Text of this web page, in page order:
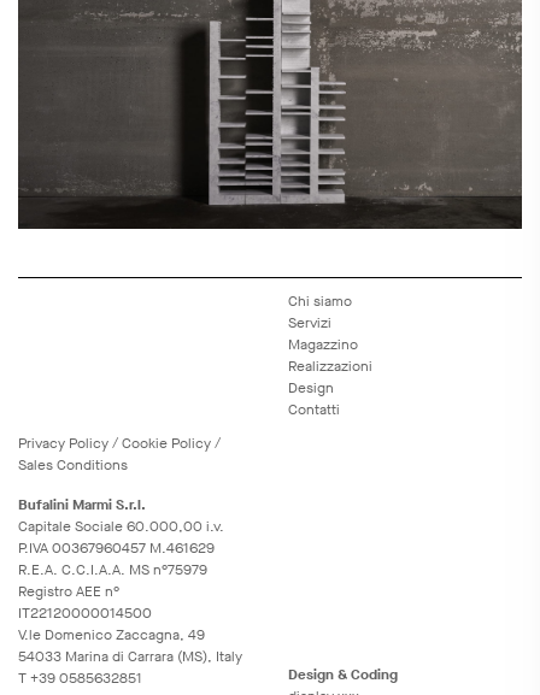
Privacy Policy/Cookie Policy/
Sales Conditions
Bufalini Marmi S.r.l.
Capitale Sociale 60.000,00 i.v.
P.IVA 00367960457 M.461629
R.E.A. C.C.I.A.A. MS n°75979
Registro AEE n°
IT22120000014500
V.le Domenico Zaccagna, 49
54033 Marina di Carrara (MS), Italy
T+39 0585632851
Chi siamo
Servizi
Magazzino
Realizzazioni
Design
Contatti
Design & Coding